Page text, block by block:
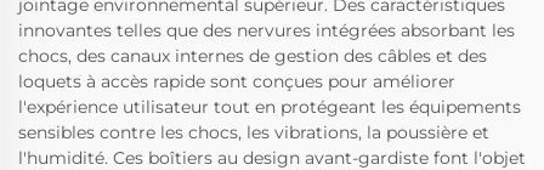
jointage environnemental supérieur. Des caractéristiques
innovantes telles que des nervures intégrées absorbant les
chocs, des canaux internes de gestion des câbles et des
loquets à accès rapide sont conçues pour améliorer
l'expérience utilisateur tout en protégeant les équipements
sensibles contre les chocs, les vibrations, la poussière et
l'humidité. Ces boîtiers au design avant-gardiste font l'objet